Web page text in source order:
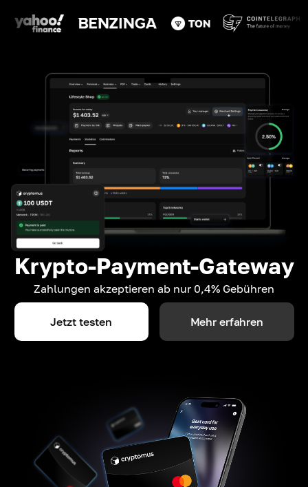
Krypto-Payment-Gateway
Zahlungen akzeptieren ab nur 0,4% Gebühren
Jetzt testen Mehr erfahren